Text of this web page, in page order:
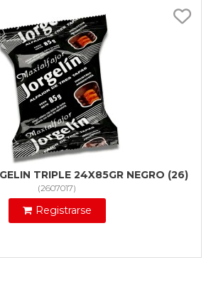
TRIPLE 24X85GR NEGRO (26)
(2607017)
Registrarse